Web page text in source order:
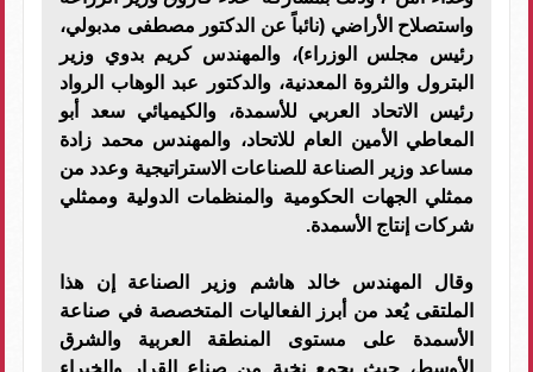
واستصلاح الأراضي (نائباً عن الدكتور مصطفى مدبولي،
رئيس مجلس الوزراء)، والمهندس كريم بدوي وزير
البترول والثروة المعدنية، والدكتور عبد الوهاب الرواد
رئيس الاتحاد العربي للأسمدة، والكيميائي سعد أبو
المعاطي الأمين العام للاتحاد، والمهندس محمد زادة
مساعد وزير الصناعة للصناعات الاستراتيجية وعدد من
ممثلي الجهات الحكومية والمنظمات الدولية وممثلي
شركات إنتاج الأسمدة.
وقال المهندس خالد هاشم وزير الصناعة إن هذا
الملتقى يُعد من أبرز الفعاليات المتخصصة في صناعة
الأسمدة على مستوى المنطقة العربية والشرق
الأوسط، حيث يجمع نخبة من صناع القرار والخبراء